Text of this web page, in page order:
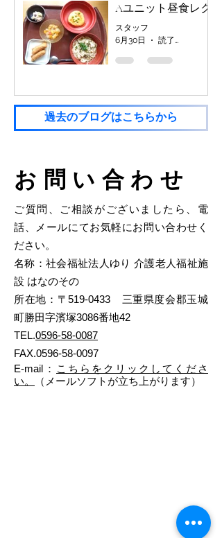
Aユニット昼食レク
スタッフ
6月30日
読了時間: 1分
過去のブログはこちらから
お問い合わせ
ご質問、ご相談がございましたら、電
話、メールにてお気軽にお問い合わせく
ださい。
名称：社会福祉法人ゆり 介護老人福祉施
設 はなのその
所在地：〒519-0433 三重県度会郡玉城
町勝田字濱塚3086番地42
TEL.0596-58-0087
FAX.0596-58-0097
E-mail： こちらをクリックしてくださ
い。​
（メールソフトが立ち上がります）